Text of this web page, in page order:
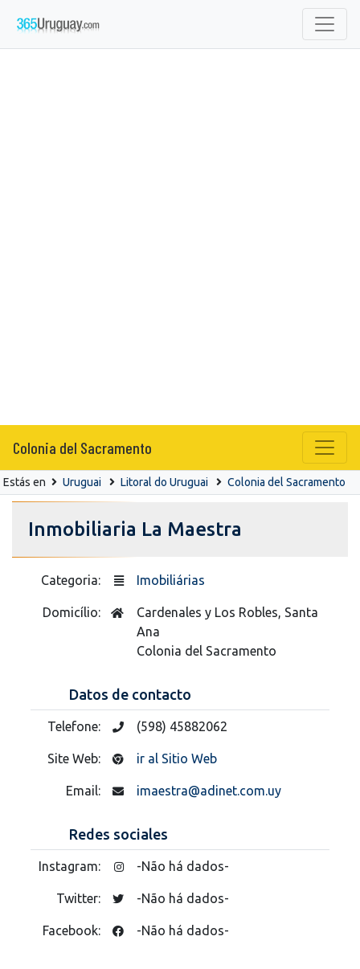
Colonia del Sacramento
Estás en Uruguai Litoral do Uruguai Colonia del Sacramento
Inmobiliaria La Maestra
Categoria: Imobiliárias
Domicílio:
Cardenales y Los Robles, Santa
Ana
Colonia del Sacramento
Datos de contacto
Telefone: (598) 45882062
Site Web: ir al Sitio Web
Email: imaestra@adinet.com.uy
Redes sociales
Instagram: -Não há dados-
Twitter: -Não há dados-
Facebook: -Não há dados-